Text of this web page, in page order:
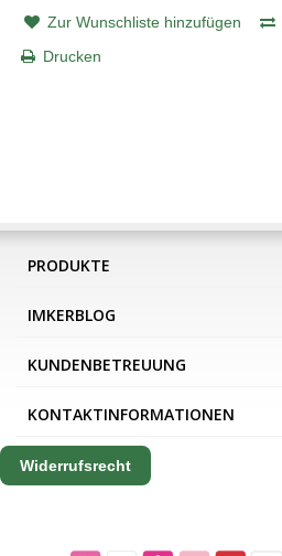
Zur Wunschliste hinzufügen
Drucken
PRODUKTE
IMKERBLOG
KUNDENBETREUUNG
KONTAKTINFORMATIONEN
Widerrufsrecht